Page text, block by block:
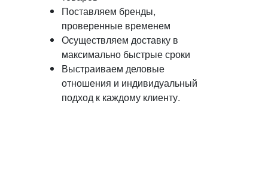
Поставляем бренды,
проверенные временем
Осуществляем доставку в
максимально быстрые сроки
Выстраиваем деловые
отношения и индивидуальный
подход к каждому клиенту.